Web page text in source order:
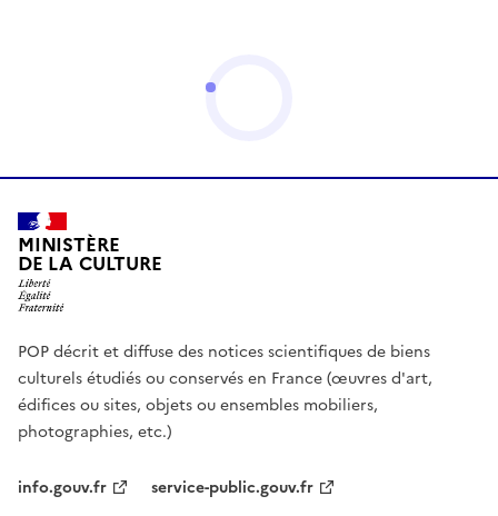
MINISTÈRE
DE LA CULTURE
POP décrit et diffuse des notices scientifiques de biens
culturels étudiés ou conservés en France (œuvres d'art,
édifices ou sites, objets ou ensembles mobiliers,
photographies, etc.)
info.gouv.fr
service-public.gouv.fr